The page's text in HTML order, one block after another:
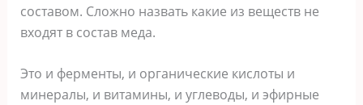
составом. Сложно назвать какие из веществ не
входят в состав меда.
Это и ферменты, и органические кислоты и
минералы, и витамины, и углеводы, и эфирные